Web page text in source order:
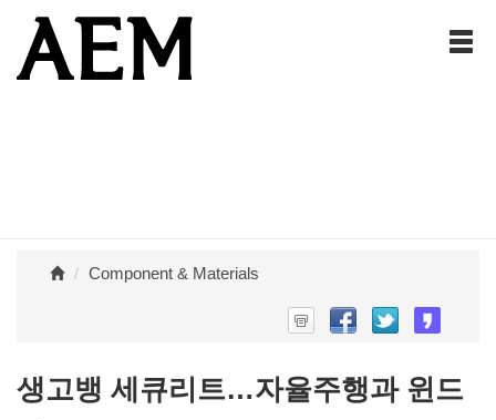
Component & Materials
생고뱅 세큐리트…자율주행과 윈드